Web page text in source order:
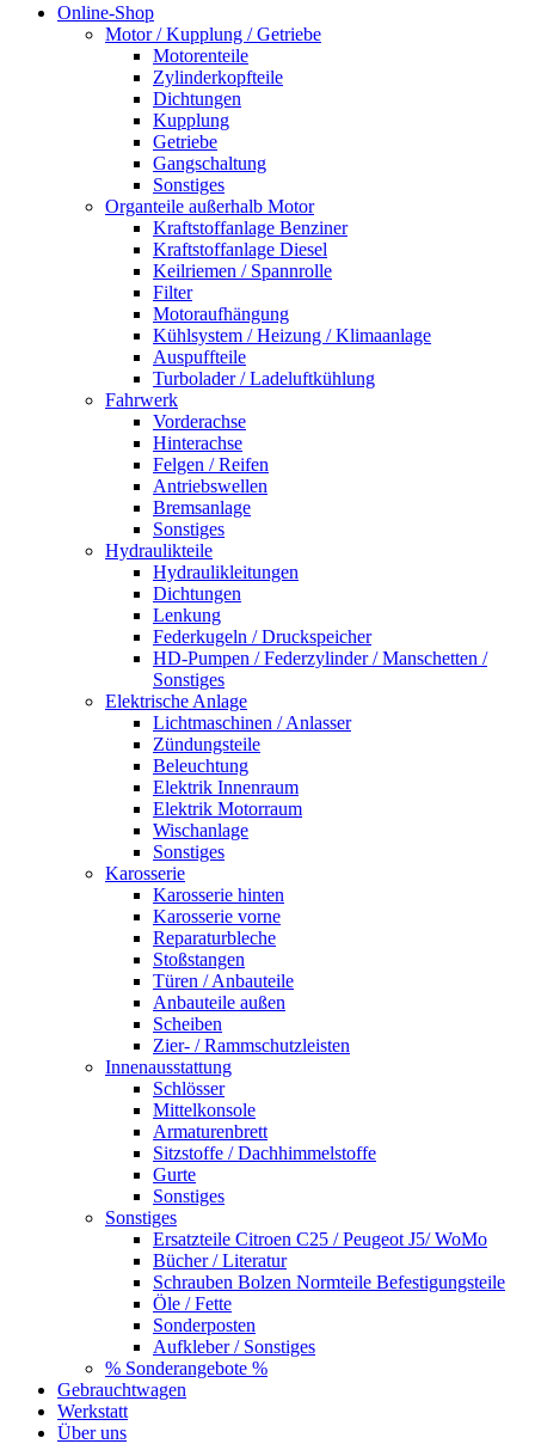
Online-Shop
Motor / Kupplung / Getriebe
Motorenteile
Zylinderkopfteile
Dichtungen
Kupplung
Getriebe
Gangschaltung
Sonstiges
Organteile außerhalb Motor
Kraftstoffanlage Benziner
Kraftstoffanlage Diesel
Keilriemen / Spannrolle
Filter
Motoraufhängung
Kühlsystem / Heizung / Klimaanlage
Auspuffteile
Turbolader / Ladeluftkühlung
Fahrwerk
Vorderachse
Hinterachse
Felgen / Reifen
Antriebswellen
Bremsanlage
Sonstiges
Hydraulikteile
Hydraulikleitungen
Dichtungen
Lenkung
Federkugeln / Druckspeicher
HD-Pumpen / Federzylinder / Manschetten /
Sonstiges
Elektrische Anlage
Lichtmaschinen / Anlasser
Zündungsteile
Beleuchtung
Elektrik Innenraum
Elektrik Motorraum
Wischanlage
Sonstiges
Karosserie
Karosserie hinten
Karosserie vorne
Reparaturbleche
Stoßstangen
Türen / Anbauteile
Anbauteile außen
Scheiben
Zier- / Rammschutzleisten
Innenausstattung
Schlösser
Mittelkonsole
Armaturenbrett
Sitzstoffe / Dachhimmelstoffe
Gurte
Sonstiges
Sonstiges
Ersatzteile Citroen C25 / Peugeot J5/ WoMo
Bücher / Literatur
Schrauben Bolzen Normteile Befestigungsteile
Öle / Fette
Sonderposten
Aufkleber / Sonstiges
% Sonderangebote %
Gebrauchtwagen
Werkstatt
Über uns